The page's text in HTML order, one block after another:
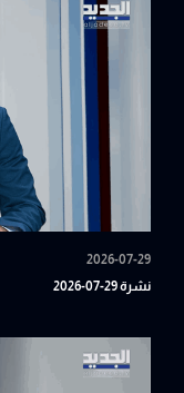
2026-07-29
نشرة 29-07-2026